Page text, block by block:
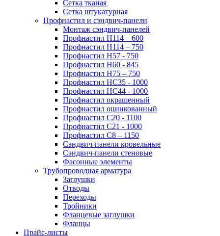
Сетка тканая
Сетка штукатурная
Профнастил и сэндвич-панели
Монтаж сэндвич-панелей
Профнастил Н114 – 600
Профнастил Н114 – 750
Профнастил Н57 - 750
Профнастил Н60 - 845
Профнастил Н75 – 750
Профнастил НС35 - 1000
Профнастил НС44 - 1000
Профнастил окрашенный
Профнастил оцинкованный
Профнастил С20 - 1100
Профнастил С21 - 1000
Профнастил С8 – 1150
Сэндвич-панели кровельные
Сэндвич-панели стеновые
Фасонные элементы
Трубопроводная арматура
Заглушки
Отводы
Переходы
Тройники
Фланцевые заглушки
Фланцы
Прайс-листы